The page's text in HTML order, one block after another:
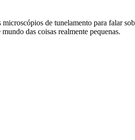
de tunelamento para falar
das coisas realmente pequenas.